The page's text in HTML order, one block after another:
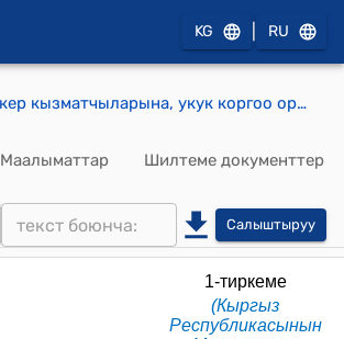
KG RU
Аскер кызматчыларына, укук коргоо органдарынын кызматкерлерине жана алардын үй-бүлө мүчөлөрүнө кызматтык турак жайларды берүү жана аларды пайдалануу тартибинин өзгөчөлүктөрү жөнүндө Жобо (КР Министрлер Кабинетинин 2024-жылдын 15-октябрындагы № 620 токтомуна)
Маалыматтар Шилтеме документтер
Салыштыруу